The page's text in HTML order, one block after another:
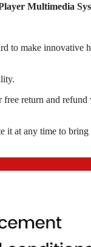
Multimedia
to make
return and
at any time to